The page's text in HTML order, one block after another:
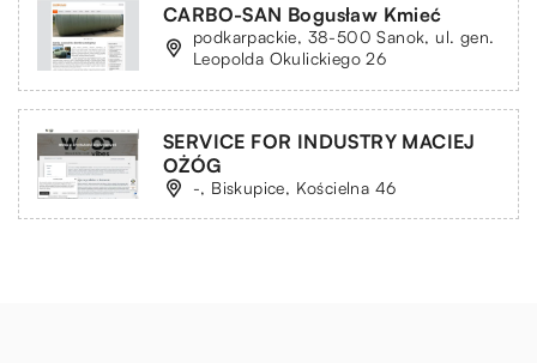
CARBO-SAN Bogusław Kmieć
podkarpackie, 38-500 Sanok, ul. gen.
Leopolda Okulickiego 26
SERVICE FOR INDUSTRY MACIEJ
OŻÓG
-, Biskupice, Kościelna 46